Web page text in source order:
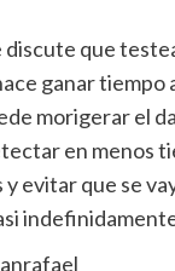
discute que
ganar tiempo
morigerar el
en menos
evitar que se